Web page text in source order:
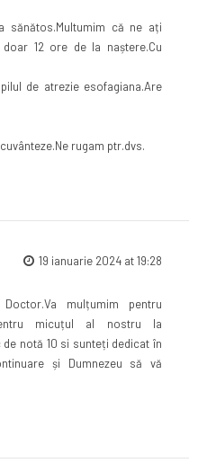
sănătos.Multumim că ne ați
12 ore de la naștere.Cu
de atrezie esofagiana.Are
rugam ptr.dvs.
19 ianuarie 2024 at 19:28
mulțumim pentru
micuțul al nostru la
notă 10 si sunteți dedicat în
și Dumnezeu să vă